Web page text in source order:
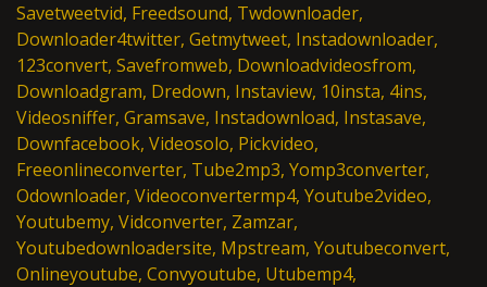
Savetweetvid, Freedsound, Twdownloader,
Downloader4twitter, Getmytweet, Instadownloader,
123convert, Savefromweb, Downloadvideosfrom,
Downloadgram, Dredown, Instaview, 10insta, 4ins,
Videosniffer, Gramsave, Instadownload, Instasave,
Downfacebook, Videosolo, Pickvideo,
Freeonlineconverter, Tube2mp3, Yomp3converter,
Odownloader, Videoconvertermp4, Youtube2video,
Youtubemy, Vidconverter, Zamzar,
Youtubedownloadersite, Mpstream, Youtubeconvert,
Onlineyoutube, Convyoutube, Utubemp4,